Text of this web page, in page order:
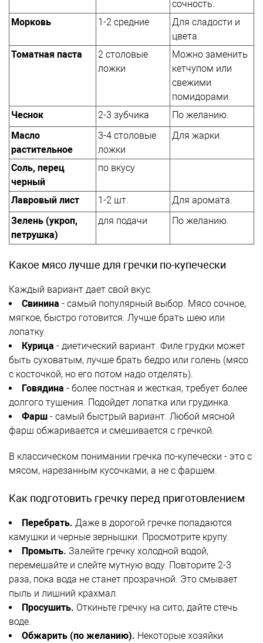
сочность.
Морковь
1-2 средние
Для сладости и
цвета.
Томатная паста
2 столовые
ложки
Можно заменить
кетчупом или
свежими
помидорами.
Чеснок
2-3 зубчика
По желанию.
Масло
растительное
3-4 столовые
ложки
Для жарки.
Соль, перец
черный
по вкусу
Лавровый лист 1-2 шт.
Для аромата.
Зелень (укроп,
петрушка)
для подачи По желанию.
Какое мясо лучше для гречки по-купечески
Каждый вариант дает свой вкус.
Свинина - самый популярный выбор. Мясо сочное,
мягкое, быстро готовится. Лучше брать шею или
лопатку.
Курица - диетический вариант. Филе грудки может
быть суховатым, лучше брать бедро или голень (мясо
с косточкой, но его потом надо отделять).
Говядина - более постная и жесткая, требует более
долгого тушения. Подойдет лопатка или грудинка.
Фарш - самый быстрый вариант. Любой мясной
фарш обжаривается и смешивается с гречкой.
В классическом понимании гречка по-купечески - это с
мясом, нарезанным кусочками, а не с фаршем.
Как подготовить гречку перед приготовлением
Перебрать. Даже в дорогой гречке попадаются
камушки и черные зернышки. Просмотрите крупу.
Промыть. Залейте гречку холодной водой,
перемешайте и слейте мутную воду. Повторите 2-3
раза, пока вода не станет прозрачной. Это смывает
пыль и лишний крахмал.
Просушить. Откиньте гречку на сито, дайте стечь
воде.
Обжарить (по желанию). Некоторые хозяйки